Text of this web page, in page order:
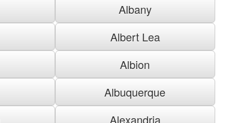
Albany
Albert Lea
Albion
Albuquerque
Alexandria